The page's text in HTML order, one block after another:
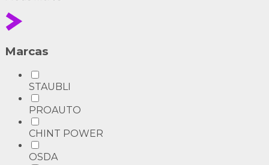
Marcas
STAUBLI
PROAUTO
CHINT POWER
OSDA